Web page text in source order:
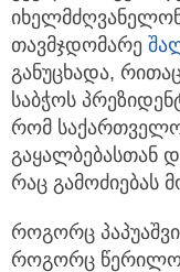
თავმჯდომარე
განუცხადა,
საბჭოს
რომ
გაყალბებასთან
რაც გამოძიებას
როგორც
როგორც